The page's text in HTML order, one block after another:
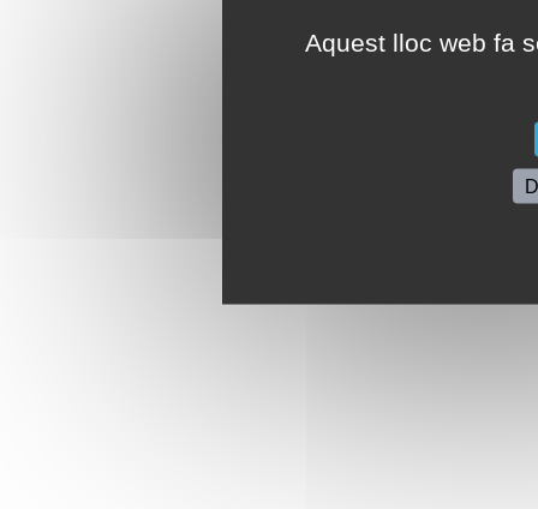
Aquest lloc web fa